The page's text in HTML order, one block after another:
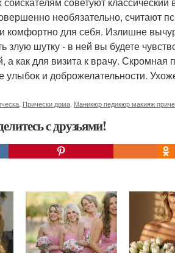
необязательно, считают
для себя. Излишне
злую шутку - в ней вы будете
а как для визита к врачу.
и доброжелательности.
Прически дома Маникюр педикюр макияж
с друзьями!